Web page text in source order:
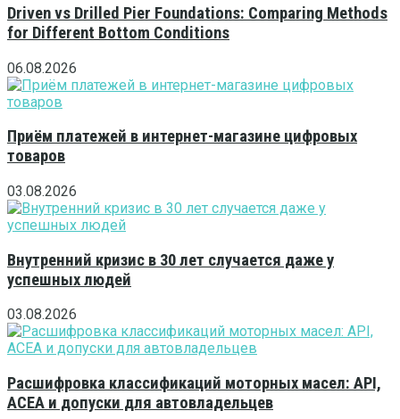
Driven vs Drilled Pier Foundations: Comparing Methods
for Different Bottom Conditions
06.08.2026
Приём платежей в интернет-магазине цифровых
товаров
03.08.2026
Внутренний кризис в 30 лет случается даже у
успешных людей
03.08.2026
Расшифровка классификаций моторных масел: API,
ACEA и допуски для автовладельцев